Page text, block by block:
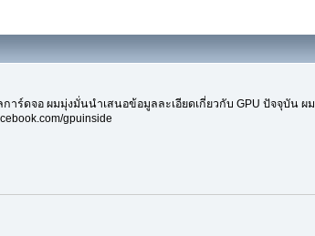
าร์ดจอ ผมมุ่งมั่นนำเสนอข้อมูลละเอียดเกี่ยวกับ GPU ปัจจุบัน ผม
gpuinside